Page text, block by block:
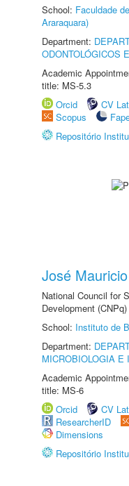
School: Faculdade
Araraquara)
Department:
ODONTOLÓGICOS
Academic
title: MS-5.3
Orcid
CV
Scopus
Repositório
José
National Council for
Development
School: Instituto de
Department:
MICROBIOLOGIA E
Academic
title: MS-6
Orcid
CV
ResearcherID
Dimensions
Repositório